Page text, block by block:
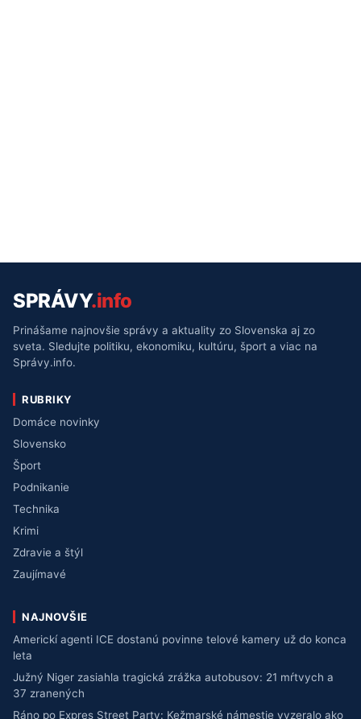
SPRÁVY.info
Prinášame najnovšie správy a aktuality zo Slovenska aj zo
sveta. Sledujte politiku, ekonomiku, kultúru, šport a viac na
Správy.info.
RUBRIKY
Domáce novinky
Slovensko
Šport
Podnikanie
Technika
Krimi
Zdravie a štýl
Zaujímavé
NAJNOVŠIE
Americkí agenti ICE dostanú povinne telové kamery už do konca
leta
Južný Niger zasiahla tragická zrážka autobusov: 21 mŕtvych a
37 zranených
Ráno po Expres Street Party: Kežmarské námestie vyzeralo ako